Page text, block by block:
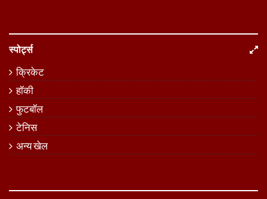
स्पोर्ट्स
क्रिकेट
हॉकी
फुटबॉल
टेनिस
अन्य खेल